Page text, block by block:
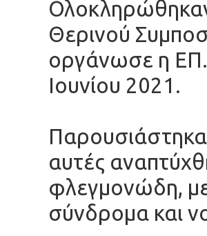
Θερινού
οργάνωσε η
Ιουνίου 2021.
αυτές
φλεγμονώδη,
σύνδρομα και